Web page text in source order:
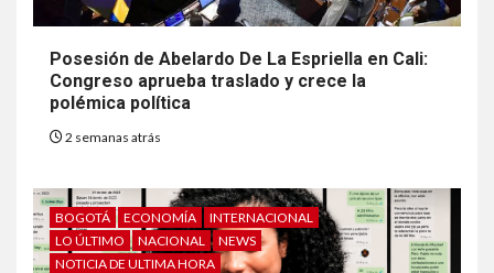
Posesión de Abelardo De La Espriella en Cali:
Congreso aprueba traslado y crece la
polémica política
2 semanas atrás
BOGOTÁ ECONOMÍA
INTERNACIONAL
LO ÚLTIMO
NACIONAL
NEWS
NOTICIA DE ULTIMA HORA